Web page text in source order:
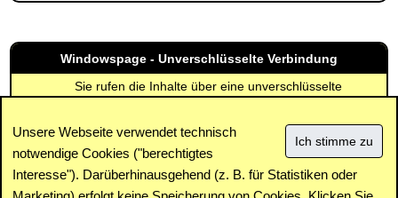
Unsere Webseite verwendet technisch
notwendige Cookies ("berechtigtes
Interesse"). Darüberhinausgehend (z. B. für Statistiken oder
Windowspage - Unverschlüsselte Verbindung
Sie rufen die Inhalte über eine unverschlüsselte
verschlüsselte Verbindung (SSL) abgerufen werden:
https://www.windowspage.de/tipps/020244.html
Impressum | Kontakt | Datenschutz / Cookies |
SPAM /
Abuse
| Newsletter | Forum